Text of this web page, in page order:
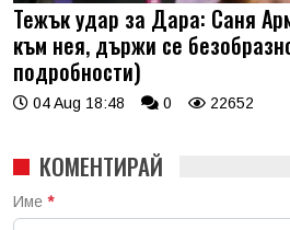
Тежък удар за Дара: Саня
към нея, държи се
подробности)
04 Aug 18:48 0 22652
КОМЕНТИРАЙ
Име *